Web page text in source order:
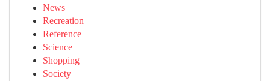
News
Recreation
Reference
Science
Shopping
Society